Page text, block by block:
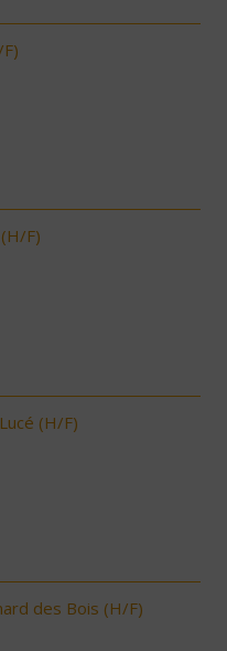
F)
(H/F)
des Bois (H/F)